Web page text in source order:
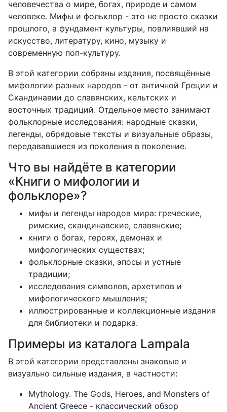
человечества о мире, богах, природе и самом
человеке. Мифы и фольклор - это не просто сказки
прошлого, а фундамент культуры, повлиявший на
искусство, литературу, кино, музыку и
современную поп-культуру.
В этой категории собраны издания, посвящённые
мифологии разных народов - от античной Греции и
Скандинавии до славянских, кельтских и
восточных традиций. Отдельное место занимают
фольклорные исследования: народные сказки,
легенды, обрядовые тексты и визуальные образы,
передававшиеся из поколения в поколение.
Что вы найдёте в категории
«Книги о мифологии и
фольклоре»?
мифы и легенды народов мира: греческие,
римские, скандинавские, славянские;
книги о богах, героях, демонах и
мифологических существах;
фольклорные сказки, эпосы и устные
традиции;
исследования символов, архетипов и
мифологического мышления;
иллюстрированные и коллекционные издания
для библиотеки и подарка.
Примеры из каталога Lampala
В этой категории представлены знаковые и
визуально сильные издания, в частности:
Mythology. The Gods, Heroes, and Monsters of
Ancient Greece - классический обзор